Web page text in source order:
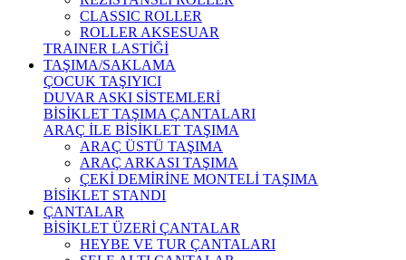
CLASSIC ROLLER
ROLLER AKSESUAR
TRAINER LASTİĞİ
TAŞIMA/SAKLAMA
ÇOCUK TAŞIYICI
DUVAR ASKI SİSTEMLERİ
BİSİKLET TAŞIMA ÇANTALARI
ARAÇ İLE BİSİKLET TAŞIMA
ARAÇ ÜSTÜ TAŞIMA
ARAÇ ARKASI TAŞIMA
ÇEKİ DEMİRİNE MONTELİ TAŞIMA
BİSİKLET STANDI
ÇANTALAR
BİSİKLET ÜZERİ ÇANTALAR
HEYBE VE TUR ÇANTALARI